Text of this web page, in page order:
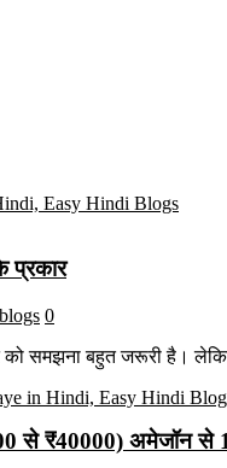
प्रकार
0
को समझना बहुत जरूरी है।
से ₹40000) अमेजॉन से